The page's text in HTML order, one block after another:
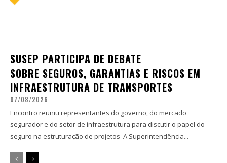
SUSEP PARTICIPA DE DEBATE
SOBRE SEGUROS, GARANTIAS E RISCOS EM
INFRAESTRUTURA DE TRANSPORTES
07/08/2026
Encontro reuniu representantes do governo, do mercado
segurador e do setor de infraestrutura para discutir o papel do
seguro na estruturação de projetos A Superintendência...